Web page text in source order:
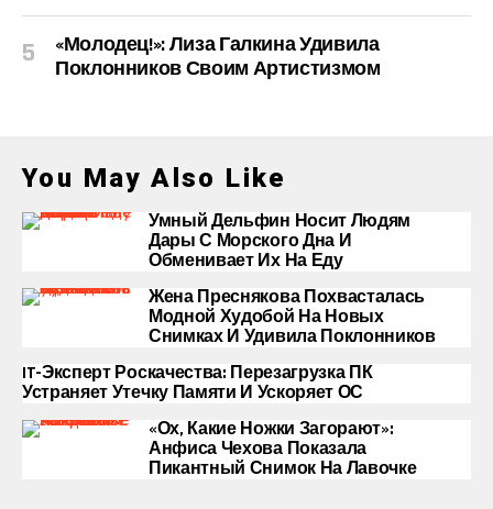
«Молодец!»: Лиза Галкина Удивила
Поклонников Своим Артистизмом
You May Also Like
Умный Дельфин Носит Людям
Дары С Морского Дна И
Обменивает Их На Еду
Жена Преснякова Похвасталась
Модной Худобой На Новых
Снимках И Удивила Поклонников
IT-Эксперт Роскачества: Перезагрузка ПК
Устраняет Утечку Памяти И Ускоряет ОС
«Ох, Какие Ножки Загорают»:
Анфиса Чехова Показала
Пикантный Снимок На Лавочке